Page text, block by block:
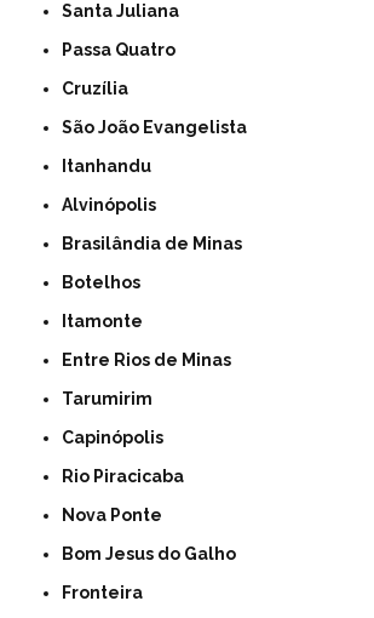
Santa Juliana
Passa Quatro
Cruzília
São João Evangelista
Itanhandu
Alvinópolis
Brasilândia de Minas
Botelhos
Itamonte
Entre Rios de Minas
Tarumirim
Capinópolis
Rio Piracicaba
Nova Ponte
Bom Jesus do Galho
Fronteira